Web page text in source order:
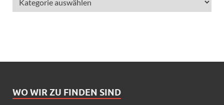
WO WIR ZU FINDEN SIND